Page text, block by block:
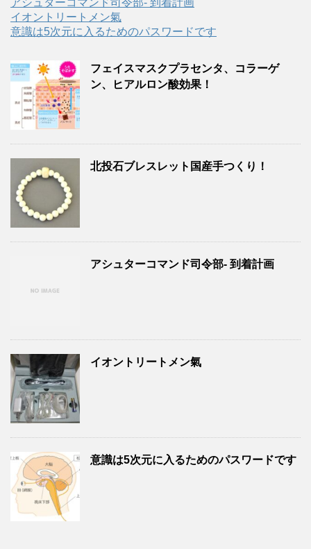
イオントリートメン氣
意識は5次元に入るためのパスワードです
フェイスマスクプラセンタ、コラーゲ
ン、ヒアルロン酸効果！
北投石ブレスレット国産手つくり！
アシュターコマンド司令部- 到着計画
イオントリートメン氣
意識は5次元に入るためのパスワードです